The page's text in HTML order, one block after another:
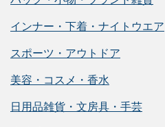
インナー・下着・ナイトウエア
スポーツ・アウトドア
美容・コスメ・香水
日用品雑貨・文房具・手芸